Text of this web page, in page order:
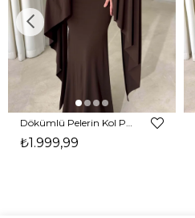
₺1.999,99